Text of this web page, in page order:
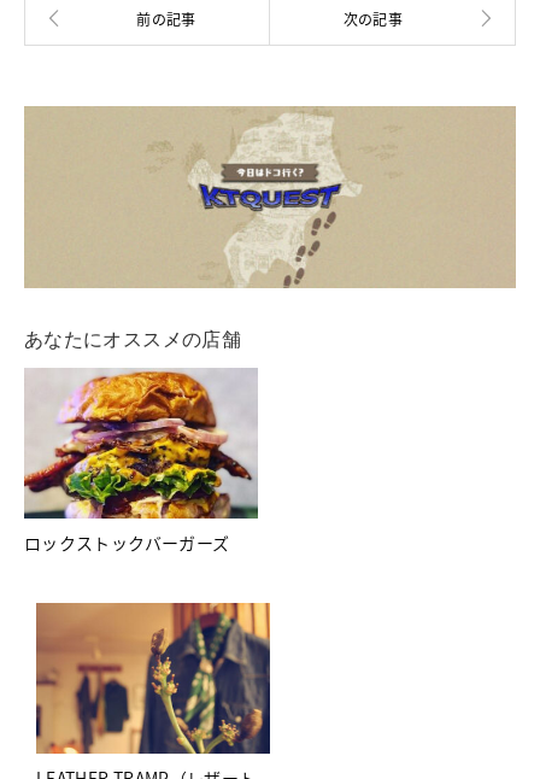
あなたにオススメの店舗
ロックストックバーガーズ